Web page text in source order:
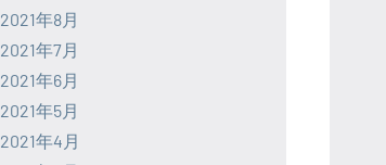
2021年8月
2021年7月
2021年6月
2021年5月
2021年4月